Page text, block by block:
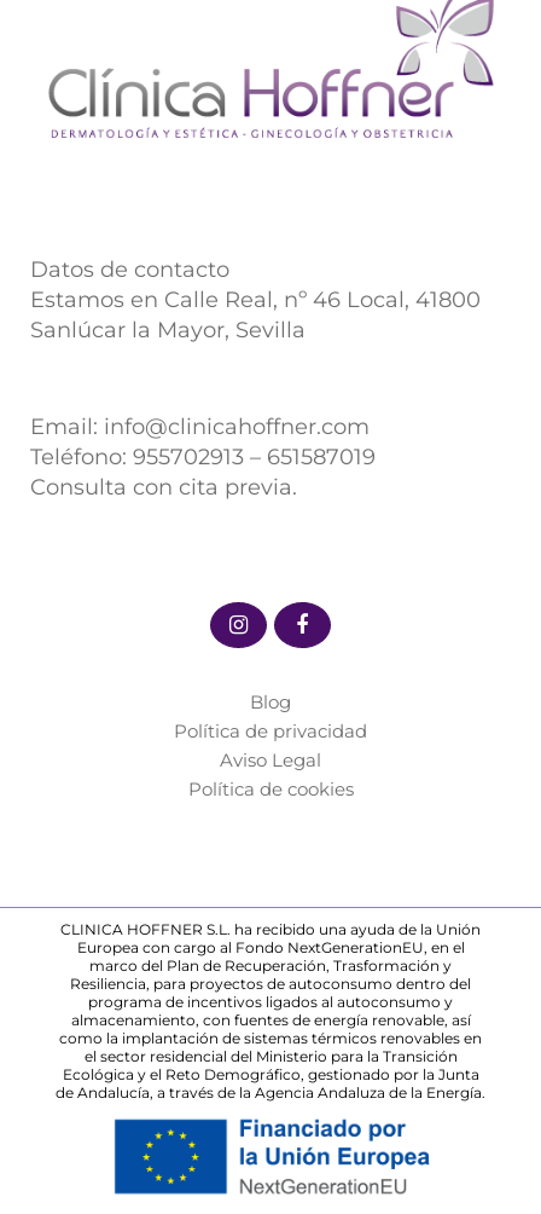
Datos de contacto
Estamos en Calle Real, nº 46 Local, 41800
Sanlúcar la Mayor, Sevilla
Email: info@clinicahoffner.com
Teléfono: 955702913 – 651587019
Consulta con cita previa.
Blog
Política de privacidad
Aviso Legal
Política de cookies
CLINICA HOFFNER S.L. ha recibido una ayuda de la Unión
Europea con cargo al Fondo NextGenerationEU, en el
marco del Plan de Recuperación, Trasformación y
Resiliencia, para proyectos de autoconsumo dentro del
programa de incentivos ligados al autoconsumo y
almacenamiento, con fuentes de energía renovable, así
como la implantación de sistemas térmicos renovables en
el sector residencial del Ministerio para la Transición
Ecológica y el Reto Demográfico, gestionado por la Junta
de Andalucía, a través de la Agencia Andaluza de la Energía.